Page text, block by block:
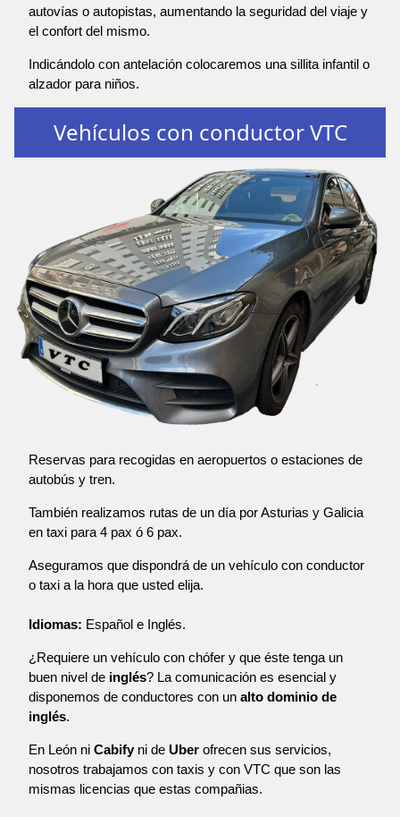
autovías o autopistas, aumentando la seguridad del viaje y
el confort del mismo.
Indicándolo con antelación colocaremos una sillita infantil o
alzador para niños.
Vehículos con conductor VTC
Reservas para recogidas en aeropuertos o estaciones de
autobús y tren.
También realizamos rutas de un día por Asturias y Galicia
en taxi para 4 pax ó 6 pax.
Aseguramos que dispondrá de un vehículo con conductor
o taxi a la hora que usted elija.
Idiomas: Español e Inglés.
¿Requiere un vehículo con chófer y que éste tenga un
buen nivel de inglés? La comunicación es esencial y
disponemos de conductores con un alto dominio de
inglés.
En León ni Cabify ni de Uber ofrecen sus servicios,
nosotros trabajamos con taxis y con VTC que son las
mismas licencias que estas compañias.